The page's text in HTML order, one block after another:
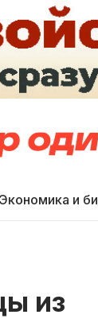
Экономика и
из